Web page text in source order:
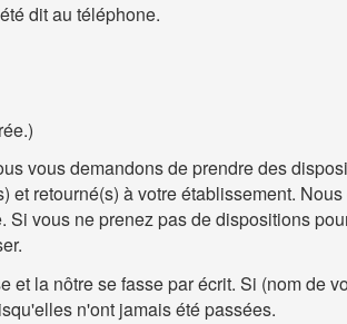
dit au téléphone.
vous demandons de prendre des
retourné(s) à votre établissement.
vous ne prenez pas de dispositions
la nôtre se fasse par écrit. Si (nom de
n'ont jamais été passées.